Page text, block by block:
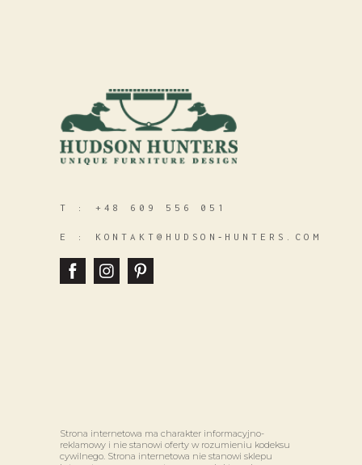
T : +48 609 556 051
E : KONTAKT@HUDSON‑HUNTERS.COM
Strona internetowa ma charakter informacyjno-
reklamowy i nie stanowi oferty w rozumieniu kodeksu
cywilnego. Strona internetowa nie stanowi sklepu